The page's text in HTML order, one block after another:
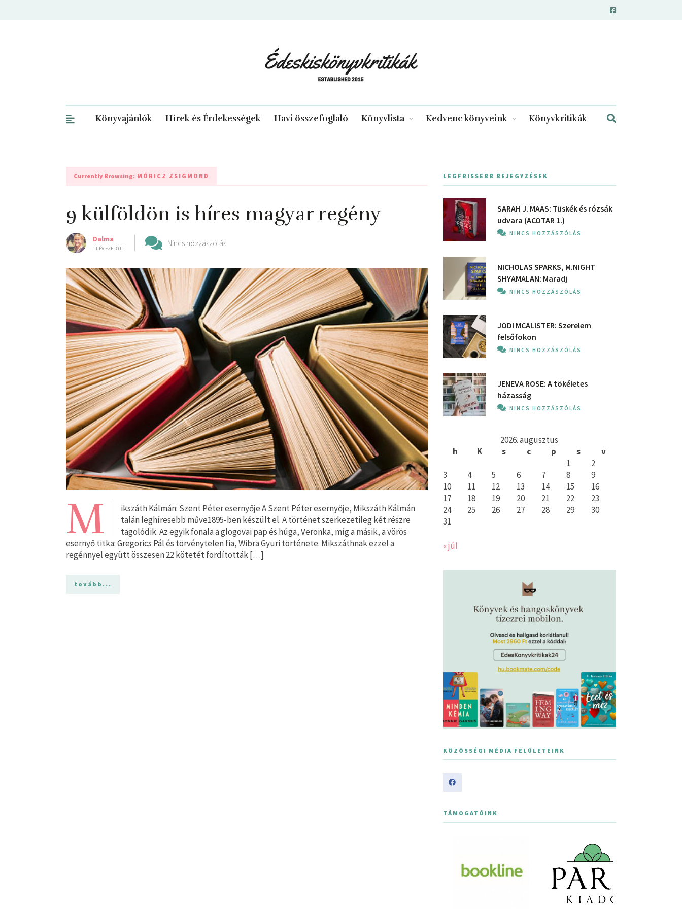
Könyvajánlók Hírek és Érdekességek Havi összefoglaló Könyvlista Kedvenc könyveink Könyvkritikák
Currently Browsing: MÓRICZ ZSIGMOND
9 külföldön is híres magyar regény
Dalma
11 ÉV EZELŐTT
Nincs hozzászólás
M
ikszáth Kálmán: Szent Péter esernyője A Szent Péter esernyője, Mikszáth Kálmán
talán leghíresebb műve1895-ben készült el. A történet szerkezetileg két részre
tagolódik. Az egyik fonala a glogovai pap és húga, Veronka, míg a másik, a vörös
esernyő titka: Gregorics Pál és törvénytelen fia, Wibra Gyuri története. Mikszáthnak ezzel a
regénnyel együtt összesen 22 kötetét fordították […]
tovább...
LEGFRISSEBB BEJEGYZÉSEK
SARAH J. MAAS: Tüskék és rózsák
udvara (ACOTAR 1.)
NINCS HOZZÁSZÓLÁS
NICHOLAS SPARKS, M.NIGHT
SHYAMALAN: Maradj
NINCS HOZZÁSZÓLÁS
JODI MCALISTER: Szerelem
felsőfokon
NINCS HOZZÁSZÓLÁS
JENEVA ROSE: A ​tökéletes
házasság
NINCS HOZZÁSZÓLÁS
2026. augusztus
h
K s c p s
v
1
2
3
4 5 6 7 8
9
10
11 12 13 14 15
16
17
18 19 20 21 22
23
24
25 26 27 28 29
30
31
« júl
KÖZÖSSÉGI MÉDIA FELÜLETEINK
TÁMOGATÓINK